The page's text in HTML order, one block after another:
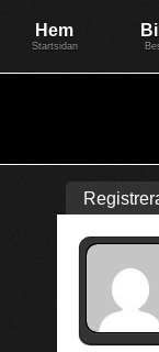
Hem
Startsidan